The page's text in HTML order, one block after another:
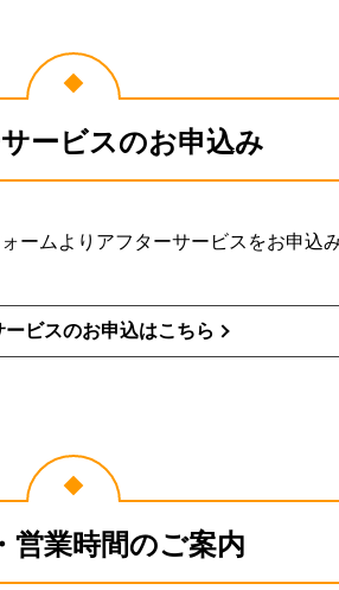
ービスのお申込み
ームよりアフターサービスをお申込み
ービスのお申込はこちら
営業時間のご案内